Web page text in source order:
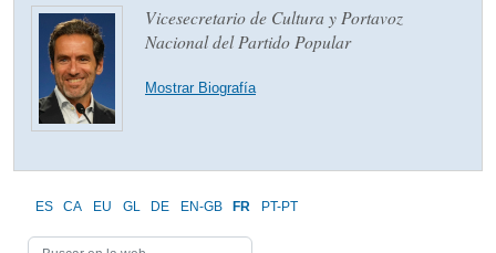
Vicesecretario de Cultura y Portavoz
Nacional del Partido Popular
Mostrar Biografía
ES CA EU GL DE EN-GB FR PT-PT